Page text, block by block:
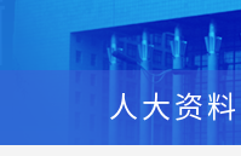
人大资料